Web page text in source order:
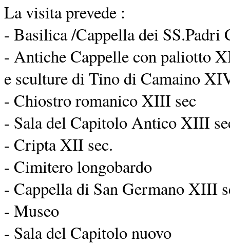
La visita prevede :
- Basilica /Cappella dei
- Antiche Cappelle con paliotto
e sculture di Tino di Camaino
- Chiostro romanico XIII sec
- Sala del Capitolo Antico XIII
- Cripta XII sec.
- Cimitero longobardo
- Cappella di San Germano XIII
- Museo
- Sala del Capitolo nuovo